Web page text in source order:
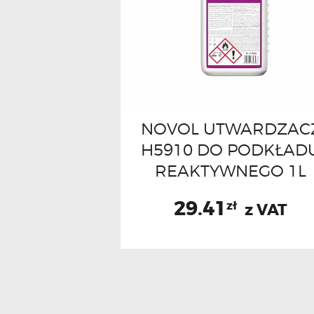
NOVOL
H5910 DO
REAKTYWNEGO 1L
29.41zł z VAT